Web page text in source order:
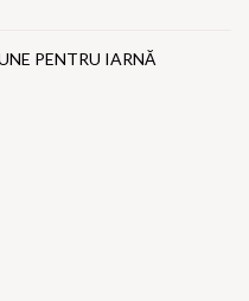
PENTRU IARNĂ